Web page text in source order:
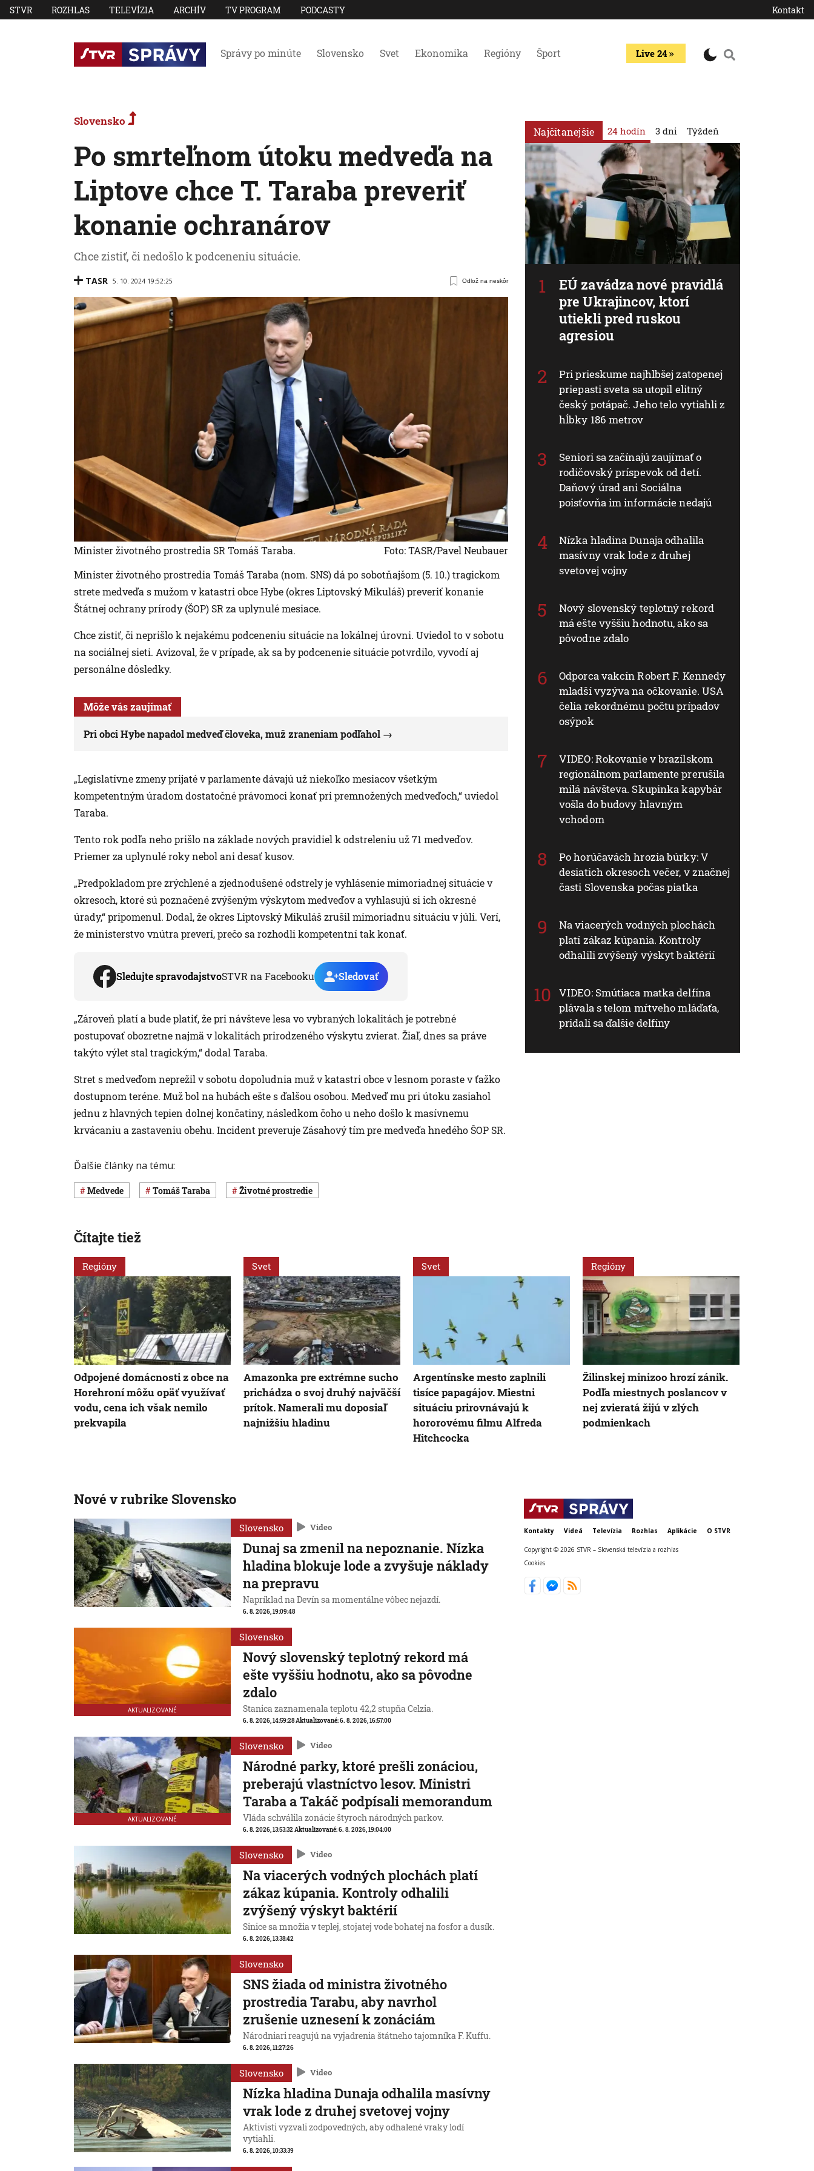
STVR ROZHLAS TELEVÍZIA ARCHÍV TV PROGRAM PODCASTY Kontakt
Správy po minúte Slovensko Svet Ekonomika Regióny Šport Live 24
Slovensko
Po smrteľnom útoku medveďa na
Liptove chce T. Taraba preveriť
konanie ochranárov
Chce zistiť, či nedošlo k podceneniu situácie.
TASR 5. 10. 2024 19:52:25 Odlož na neskôr
Minister životného prostredia SR Tomáš Taraba.
Foto: TASR/Pavel Neubauer
Minister životného prostredia Tomáš Taraba (nom. SNS) dá po sobotňajšom (5. 10.) tragickom
strete medveďa s mužom v katastri obce Hybe (okres Liptovský Mikuláš) preveriť konanie
Štátnej ochrany prírody (ŠOP) SR za uplynulé mesiace.
Chce zistiť, či neprišlo k nejakému podceneniu situácie na lokálnej úrovni. Uviedol to v sobotu
na sociálnej sieti. Avizoval, že v prípade, ak sa by podcenenie situácie potvrdilo, vyvodí aj
personálne dôsledky.
Môže vás zaujímať
Pri obci Hybe napadol medveď človeka, muž zraneniam podľahol
„Legislatívne zmeny prijaté v parlamente dávajú už niekoľko mesiacov všetkým
kompetentným úradom dostatočné právomoci konať pri premnožených medveďoch,“ uviedol
Taraba.
Tento rok podľa neho prišlo na základe nových pravidiel k odstreleniu už 71 medveďov.
Priemer za uplynulé roky nebol ani desať kusov.
„Predpokladom pre zrýchlené a zjednodušené odstrely je vyhlásenie mimoriadnej situácie v
okresoch, ktoré sú poznačené zvýšeným výskytom medveďov a vyhlasujú si ich okresné
úrady,“ pripomenul. Dodal, že okres Liptovský Mikuláš zrušil mimoriadnu situáciu v júli. Verí,
že ministerstvo vnútra preverí, prečo sa rozhodli kompetentní tak konať.
Sledujte spravodajstvoSTVR na Facebooku Sledovať
„Zároveň platí a bude platiť, že pri návšteve lesa vo vybraných lokalitách je potrebné
postupovať obozretne najmä v lokalitách prirodzeného výskytu zvierat. Žiaľ, dnes sa práve
takýto výlet stal tragickým,“ dodal Taraba.
Stret s medveďom neprežil v sobotu dopoludnia muž v katastri obce v lesnom poraste v ťažko
dostupnom teréne. Muž bol na hubách ešte s ďalšou osobou. Medveď mu pri útoku zasiahol
jednu z hlavných tepien dolnej končatiny, následkom čoho u neho došlo k masívnemu
krvácaniu a zastaveniu obehu. Incident preveruje Zásahový tím pre medveďa hnedého ŠOP SR.
Ďalšie články na tému:
medvede Tomáš Taraba Životné prostredie
Najčítanejšie 24 hodín
EÚ zavádza nové pravidlá
pre Ukrajincov, ktorí
utiekli pred ruskou
agresiou
Pri prieskume najhlbšej zatopenej
priepasti sveta sa utopil elitný
český potápač. Jeho telo vytiahli z
hĺbky 186 metrov
Seniori sa začínajú zaujímať o
rodičovský príspevok od detí.
Daňový úrad ani Sociálna
poisťovňa im informácie nedajú
Nízka hladina Dunaja odhalila
masívny vrak lode z druhej
svetovej vojny
Nový slovenský teplotný rekord
má ešte vyššiu hodnotu, ako sa
pôvodne zdalo
Odporca vakcín Robert F. Kennedy
mladší vyzýva na očkovanie. USA
čelia rekordnému počtu prípadov
osýpok
VIDEO: Rokovanie v brazílskom
regionálnom parlamente prerušila
milá návšteva. Skupinka kapybár
vošla do budovy hlavným
vchodom
Po horúčavách hrozia búrky: V
desiatich okresoch večer, v značnej
časti Slovenska počas piatka
Na viacerých vodných plochách
platí zákaz kúpania. Kontroly
odhalili zvýšený výskyt baktérií
VIDEO: Smútiaca matka delfína
plávala s telom mŕtveho mláďaťa,
pridali sa ďalšie delfíny
3 dni Týždeň
Čítajte tiež
Regióny
Odpojené domácnosti z obce na
Horehroní môžu opäť využívať
vodu, cena ich však nemilo
prekvapila
Svet
Amazonka pre extrémne sucho
prichádza o svoj druhý najväčší
prítok. Namerali mu doposiaľ
najnižšiu hladinu
Svet
Argentínske mesto zaplnili
tisíce papagájov. Miestni
situáciu prirovnávajú k
hororovému filmu Alfreda
Hitchcocka
Regióny
Žilinskej minizoo hrozí zánik.
Podľa miestnych poslancov v
nej zvieratá žijú v zlých
podmienkach
Nové v rubrike Slovensko
Slovensko Video
Dunaj sa zmenil na nepoznanie. Nízka
hladina blokuje lode a zvyšuje náklady
na prepravu
Napríklad na Devín sa momentálne vôbec nejazdí.
6. 8. 2026, 19:09:48
AKTUALIZOVANÉ
Slovensko
Nový slovenský teplotný rekord má
ešte vyššiu hodnotu, ako sa pôvodne
zdalo
Stanica zaznamenala teplotu 42,2 stupňa Celzia.
6. 8. 2026, 14:59:28Aktualizované:6. 8. 2026, 16:57:00
AKTUALIZOVANÉ
Slovensko Video
Národné parky, ktoré prešli zonáciou,
preberajú vlastníctvo lesov. Ministri
Taraba a Takáč podpísali memorandum
Vláda schválila zonácie štyroch národných parkov.
6. 8. 2026, 13:53:32Aktualizované:6. 8. 2026, 19:04:00
Slovensko Video
Na viacerých vodných plochách platí
zákaz kúpania. Kontroly odhalili
zvýšený výskyt baktérií
Sinice sa množia v teplej, stojatej vode bohatej na fosfor a dusík.
6. 8. 2026, 13:38:42
Slovensko
SNS žiada od ministra životného
prostredia Tarabu, aby navrhol
zrušenie uznesení k zonáciám
Národniari reagujú na vyjadrenia štátneho tajomníka F. Kuffu.
6. 8. 2026, 11:27:26
Slovensko Video
Nízka hladina Dunaja odhalila masívny
vrak lode z druhej svetovej vojny
Aktivisti vyzvali zodpovedných, aby odhalené vraky lodí
vytiahli.
6. 8. 2026, 10:33:39
Kontakty Videá Televízia Rozhlas Aplikácie O STVR
Copyright © 2026 STVR – Slovenská televízia a rozhlas
Cookies